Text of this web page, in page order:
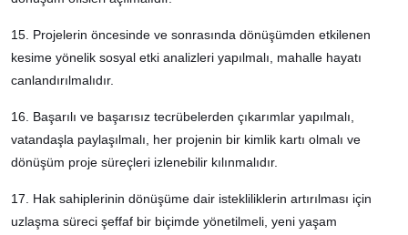
15. Projelerin öncesinde ve sonrasında dönüşümden etkilenen
kesime yönelik sosyal etki analizleri yapılmalı, mahalle hayatı
canlandırılmalıdır.
16. Başarılı ve başarısız tecrübelerden çıkarımlar yapılmalı,
vatandaşla paylaşılmalı, her projenin bir kimlik kartı olmalı ve
dönüşüm proje süreçleri izlenebilir kılınmalıdır.
17. Hak sahiplerinin dönüşüme dair istekliliklerin artırılması için
uzlaşma süreci şeffaf bir biçimde yönetilmeli, yeni yaşam